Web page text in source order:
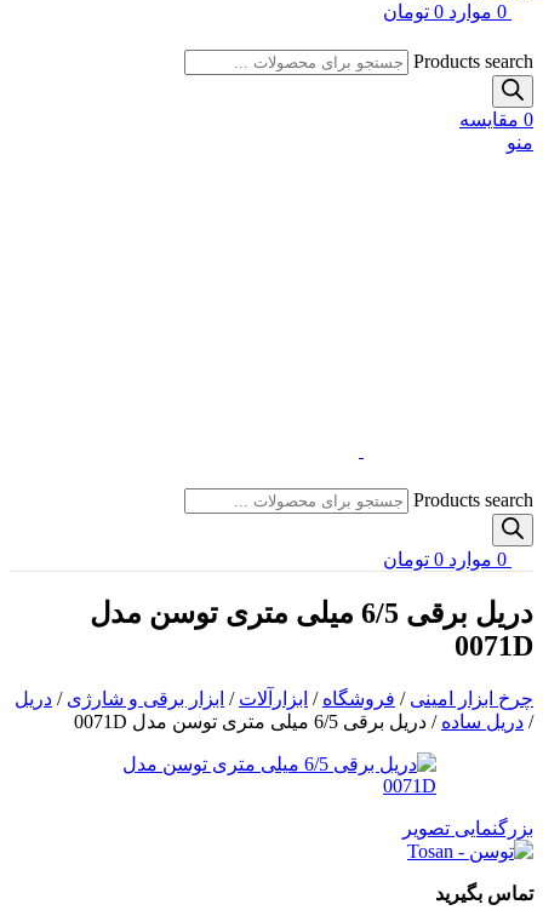
0 موارد 0 تومان
Products search
0 مقایسه
منو
Products search
0 موارد 0 تومان
دریل برقی 6/5 میلی متری توسن مدل
0071D
چرخ ابزار امینی / فروشگاه / ابزارآلات / ابزار برقی و شارژی / دریل
/ دریل ساده / دریل برقی 6/5 میلی متری توسن مدل 0071D
بزرگنمایی تصویر
تماس بگیرید